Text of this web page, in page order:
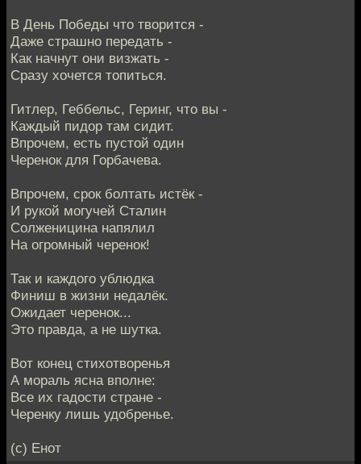
В День Победы что творится -
Даже страшно передать -
Как начнут они визжать -
Сразу хочется топиться.
Гитлер, Геббельс, Геринг, что вы -
Каждый пидор там сидит.
Впрочем, есть пустой один
Черенок для Горбачева.
Впрочем, срок болтать истёк -
И рукой могучей Сталин
Солженицина напялил
На огромный черенок!
Так и каждого ублюдка
Финиш в жизни недалёк.
Ожидает черенок...
Это правда, а не шутка.
Вот конец стихотворенья
А мораль ясна вполне:
Все их гадости стране -
Черенку лишь удобренье.
(с) Енот